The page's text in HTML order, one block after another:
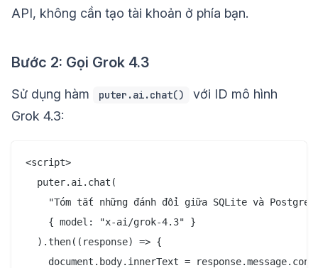
API, không cần tạo tài khoản ở phía bạn.
Bước 2: Gọi Grok 4.3
Sử dụng hàm puter.ai.chat()
với ID mô hình
Grok 4.3:
<script>
  puter.ai.chat(
"Tóm tắt những đánh đổi giữa SQLite và
    { model: "x-ai/grok-4.3" }
  ).then((response) => {
document.body.innerText =